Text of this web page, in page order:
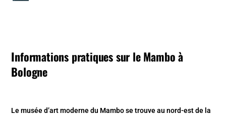
Informations pratiques sur le Mambo à
Bologne
Le musée d’art moderne du Mambo se trouve au nord-est de la